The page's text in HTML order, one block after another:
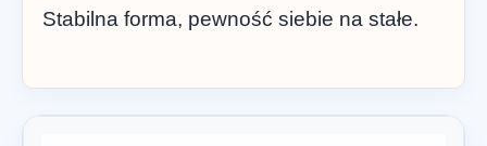
Stabilna forma, pewność siebie na stałe.